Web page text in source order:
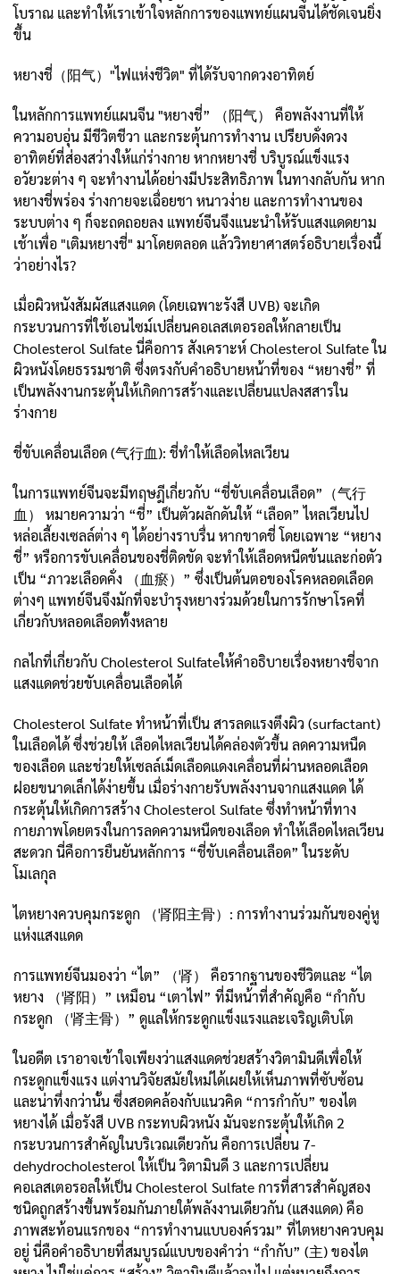
โบราณ และทำให้เราเข้าใจหลักการของแพทย์แผนจีนได้ชัดเจนยิ่ง
ขึ้น
หยางชี่（阳气）"ไฟแห่งชีวิต" ที่ได้รับจากดวงอาทิตย์
ในหลักการแพทย์แผนจีน "หยางชี่” （阳气） คือพลังงานที่ให้
ความอบอุ่น มีชีวิตชีวา และกระตุ้นการทำงาน เปรียบดั่งดวง
อาทิตย์ที่ส่องสว่างให้แก่ร่างกาย หากหยางชี่ บริบูรณ์แข็งแรง
อวัยวะต่าง ๆ จะทำงานได้อย่างมีประสิทธิภาพ ในทางกลับกัน หาก
หยางชี่พร่อง ร่างกายจะเฉื่อยชา หนาวง่าย และการทำงานของ
ระบบต่าง ๆ ก็จะถดถอยลง แพทย์จีนจึงแนะนำให้รับแสงแดดยาม
เช้าเพื่อ "เติมหยางชี่" มาโดยตลอด แล้ววิทยาศาสตร์อธิบายเรื่องนี้
ว่าอย่างไร?
เมื่อผิวหนังสัมผัสแสงแดด (โดยเฉพาะรังสี UVB) จะเกิด
กระบวนการที่ใช้เอนไซม์เปลี่ยนคอเลสเตอรอลให้กลายเป็น
Cholesterol Sulfate นี่คือการ สังเคราะห์ Cholesterol Sulfate ใน
ผิวหนังโดยธรรมชาติ ซึ่งตรงกับคำอธิบายหน้าที่ของ “หยางชี่” ที่
เป็นพลังงานกระตุ้นให้เกิดการสร้างและเปลี่ยนแปลงสสารใน
ร่างกาย
ชี่ขับเคลื่อนเลือด (气行血): ชี่ทำให้เลือดไหลเวียน
ในการแพทย์จีนจะมีทฤษฎีเกี่ยวกับ “ชี่ขับเคลื่อนเลือด”（气行
血） หมายความว่า “ชี่” เป็นตัวผลักดันให้ “เลือด” ไหลเวียนไป
หล่อเลี้ยงเซลล์ต่าง ๆ ได้อย่างราบรื่น หากขาดชี่ โดยเฉพาะ “หยาง
ชี่” หรือการขับเคลื่อนของชี่ติดขัด จะทำให้เลือดหนืดข้นและก่อตัว
เป็น “ภาวะเลือดคั่ง （血瘀）” ซึ่งเป็นต้นตอของโรคหลอดเลือด
ต่างๆ แพทย์จีนจึงมักที่จะบำรุงหยางร่วมด้วยในการรักษาโรคที่
เกี่ยวกับหลอดเลือดทั้งหลาย
กลไกที่เกี่ยวกับ Cholesterol Sulfateให้คำอธิบายเรื่องหยางชี่จาก
แสงแดดช่วยขับเคลื่อนเลือดได้
Cholesterol Sulfate ทำหน้าที่เป็น สารลดแรงตึงผิว (surfactant)
ในเลือดได้ ซึ่งช่วยให้ เลือดไหลเวียนได้คล่องตัวขึ้น ลดความหนืด
ของเลือด และช่วยให้เซลล์เม็ดเลือดแดงเคลื่อนที่ผ่านหลอดเลือด
ฝอยขนาดเล็กได้ง่ายขึ้น เมื่อร่างกายรับพลังงานจากแสงแดด ได้
กระตุ้นให้เกิดการสร้าง Cholesterol Sulfate ซึ่งทำหน้าที่ทาง
กายภาพโดยตรงในการลดความหนืดของเลือด ทำให้เลือดไหลเวียน
สะดวก นี่คือการยืนยันหลักการ “ชี่ขับเคลื่อนเลือด” ในระดับ
โมเลกุล
ไตหยางควบคุมกระดูก （肾阳主骨）: การทำงานร่วมกันของคู่หู
แห่งแสงแดด
การแพทย์จีนมองว่า “ไต” （肾） คือรากฐานของชีวิตและ “ไต
หยาง （肾阳）” เหมือน “เตาไฟ” ที่มีหน้าที่สำคัญคือ “กำกับ
กระดูก （肾主骨）” ดูแลให้กระดูกแข็งแรงและเจริญเติบโต
ในอดีต เราอาจเข้าใจเพียงว่าแสงแดดช่วยสร้างวิตามินดีเพื่อให้
กระดูกแข็งแรง แต่งานวิจัยสมัยใหม่ได้เผยให้เห็นภาพที่ซับซ้อน
และน่าทึ่งกว่านั้น ซึ่งสอดคล้องกับแนวคิด “การกำกับ” ของไต
หยางได้ เมื่อรังสี UVB กระทบผิวหนัง มันจะกระตุ้นให้เกิด 2
กระบวนการสำคัญในบริเวณเดียวกัน คือการเปลี่ยน 7-
dehydrocholesterol ให้เป็น วิตามินดี 3 และการเปลี่ยน
คอเลสเตอรอลให้เป็น Cholesterol Sulfate การที่สารสำคัญสอง
ชนิดถูกสร้างขึ้นพร้อมกันภายใต้พลังงานเดียวกัน (แสงแดด) คือ
ภาพสะท้อนแรกของ “การทำงานแบบองค์รวม” ที่ไตหยางควบคุม
อยู่ นี่คือคำอธิบายที่สมบูรณ์แบบของคำว่า “กำกับ” (主) ของไต